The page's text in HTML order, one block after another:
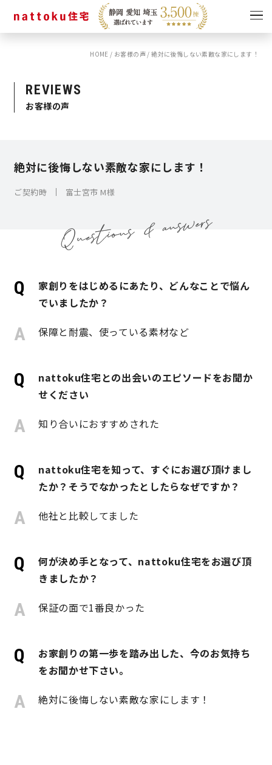
ショールーム
スタッフブログ
タップで電話をかける
来店・見学予約
OWNER’S SITE オーナーズサイト
nattokuグループコーポレートサイト
理想の暮らしを引き出すデザイン力
家具まで標準仕様の空間コーディネート
耐震等級3 & 許容応力度計算 全棟標準
HOME / お客様の声/絶対に後悔しない素敵な家にします！
REVIEWS
お客様の声
絶対に後悔しない素敵な家にします！
ご契約時 富士宮市 M様
家創りをはじめるにあたり、どんなことで悩ん
でいましたか？
保障と耐震、使っている素材など
nattoku住宅との出会いのエピソードをお聞か
せください
知り合いにおすすめされた
nattoku住宅を知って、すぐにお選び頂けまし
たか？そうでなかったとしたらなぜですか？
他社と比較してました
何が決め手となって、nattoku住宅をお選び頂
きましたか？
保証の面で1番良かった
お家創りの第一歩を踏み出した、今のお気持ち
をお聞かせ下さい。
絶対に後悔しない素敵な家にします！